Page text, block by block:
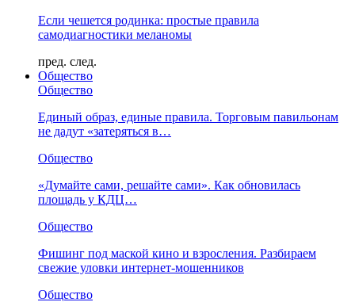
Если чешется родинка: простые правила
самодиагностики меланомы
пред. след.
Общество
Общество
Единый образ, единые правила. Торговым павильонам
не дадут «затеряться в…
Общество
«Думайте сами, решайте сами». Как обновилась
площадь у КДЦ…
Общество
Фишинг под маской кино и взросления. Разбираем
свежие уловки интернет-мошенников
Общество